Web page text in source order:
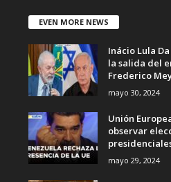
EVEN MORE NEWS
Inácio Lula
la salida del
Frederico
mayo 30, 2024
Unión
observar
mayo 29, 2024